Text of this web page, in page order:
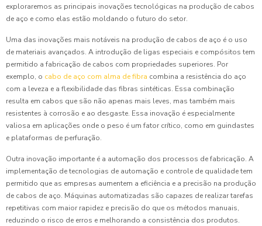
exploraremos as principais inovações tecnológicas na produção de cabos
de aço e como elas estão moldando o futuro do setor.
Uma das inovações mais notáveis na produção de cabos de aço é o uso
de materiais avançados. A introdução de ligas especiais e compósitos tem
permitido a fabricação de cabos com propriedades superiores. Por
exemplo, o cabo de aço com alma de fibra combina a resistência do aço
com a leveza e a flexibilidade das fibras sintéticas. Essa combinação
resulta em cabos que são não apenas mais leves, mas também mais
resistentes à corrosão e ao desgaste. Essa inovação é especialmente
valiosa em aplicações onde o peso é um fator crítico, como em guindastes
e plataformas de perfuração.
Outra inovação importante é a automação dos processos de fabricação. A
implementação de tecnologias de automação e controle de qualidade tem
permitido que as empresas aumentem a eficiência e a precisão na produção
de cabos de aço. Máquinas automatizadas são capazes de realizar tarefas
repetitivas com maior rapidez e precisão do que os métodos manuais,
reduzindo o risco de erros e melhorando a consistência dos produtos.